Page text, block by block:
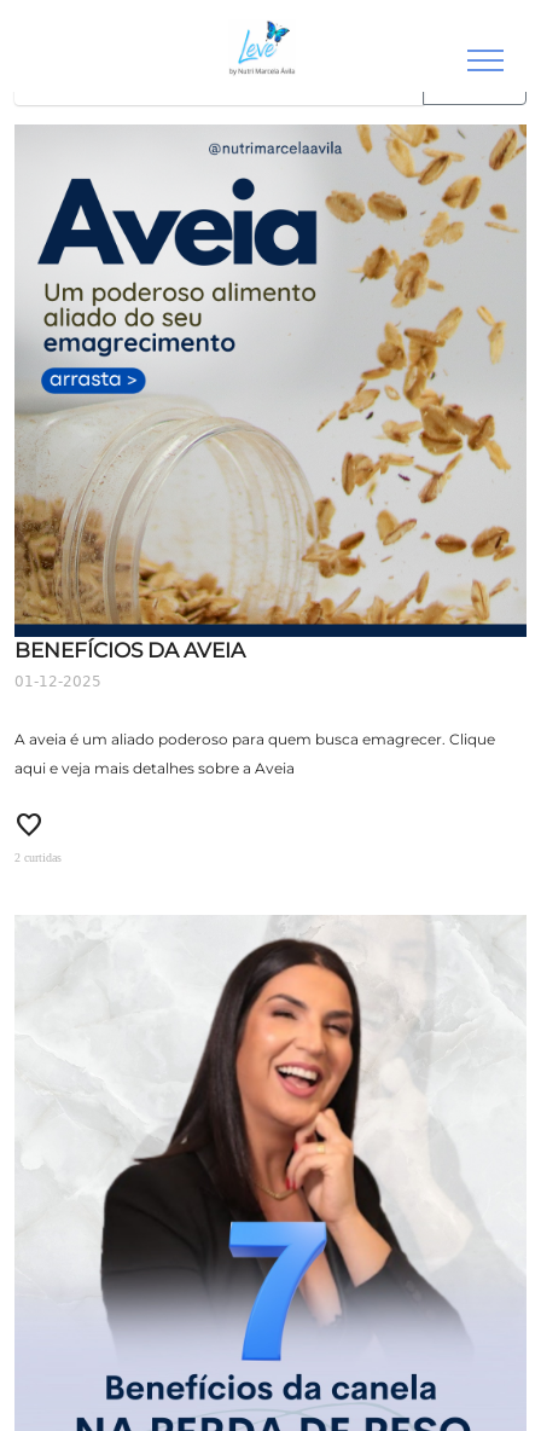
"frutas"
buscar
BENEFÍCIOS DA AVEIA
01-12-2025
A aveia é um aliado poderoso para quem busca emagrecer. Clique
aqui e veja mais detalhes sobre a Aveia
favorite
2 curtidas